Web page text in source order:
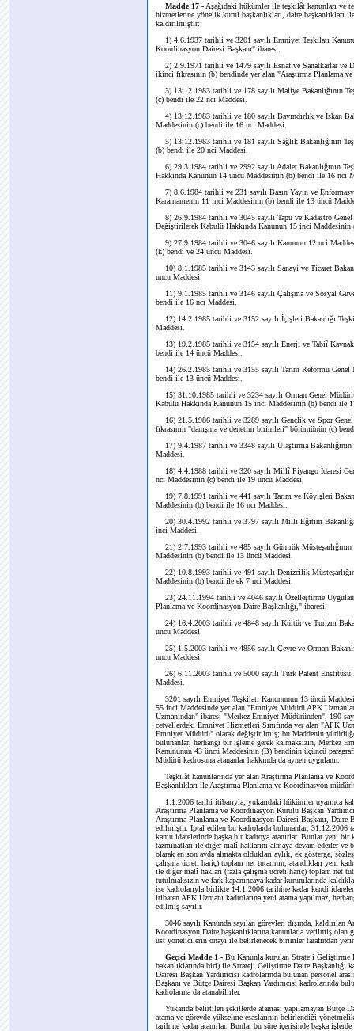
Madde 17 - Aşağıdaki hükümler ile teşkilât kanunları ve
hizmetlerine yönelik kurul başkanlıkları, daire
kaldırılmıştır:
1) 4.6.1937 tarihli ve 3201 sayılı Emniyet Teşkilatı
Koordinasyon Dairesi Başkanı" ibaresi.
2) 2.9.1971 tarihli ve 1479 sayılı Esnaf ve Sanatkarlar ve
ikinci fıkrasının (b) bendinde yer alan "Araştırma Planlama
3) 13.12.1983 tarihli ve 178 sayılı Maliye Bakanlığının
(c) bendi ile 22 nci Maddesi.
4) 13.12.1983 tarihli ve 180 sayılı Bayındırlık ve İskan
Maddesinin (c) bendi ile 16 ncı Maddesi.
5) 13.12.1983 tarihli ve 181 sayılı Sağlık Bakanlığının
(b) bendi ile 20 nci Maddesi.
6) 29.3.1984 tarihli ve 2992 sayılı Adalet Bakanlığının
Hakkında Kanunun 14 üncü Maddesinin (b) bendi ile 16 ncı
7) 8.6.1984 tarihli ve 231 sayılı Basın Yayın ve
Kararnamenin 11 inci Maddesinin (b) bendi ile 13 üncü
8) 26.9.1984 tarihli ve 3045 sayılı Tapu ve Kadastro
Değiştirilerek Kabulü Hakkında Kanunun 15 inci
9) 27.9.1984 tarihli ve 3046 sayılı Kanunun 12 nci
(k) bendi ve 24 üncü Maddesi.
10) 8.1.1985 tarihli ve 3143 sayılı Sanayi ve Ticaret
uncu Maddesi.
11) 9.1.1985 tarihli ve 3146 sayılı Çalışma ve Sosyal
bendi ile 16 ncı Maddesi.
12) 14.2.1985 tarihli ve 3152 sayılı İçişleri Bakanlığı
Maddesi.
13) 19.2.1985 tarihli ve 3154 sayılı Enerji ve Tabiî
bendi ile 14 üncü Maddesi.
14) 26.2.1985 tarihli ve 3155 sayılı Tarım Reformu
bendi ile 13 üncü Maddesi.
15) 31.10.1985 tarihli ve 3234 sayılı Orman Genel
Kabulü Hakkında Kanunun 15 inci Maddesinin (b) bendi ile
16) 21.5.1986 tarihli ve 3289 sayılı Gençlik ve Spor
fıkrasının "danışma ve denetim birimleri" bölümünün (c)
17) 9.4.1987 tarihli ve 3348 sayılı Ulaştırma
Maddesi.
18) 4.4.1988 tarihli ve 320 sayılı Millî Piyango İdaresi
ncı Maddesinin (c) bendi ile 19 uncu Maddesi.
19) 7.8.1991 tarihli ve 441 sayılı Tarım ve Köyişleri
Maddesinin (b) bendi ile 16 ncı Maddesi.
20) 30.4.1992 tarihli ve 3797 sayılı Milli Eğitim
inci Maddesi.
21) 2.7.1993 tarihli ve 485 sayılı Gümrük
Maddesinin (b) bendi ile 13 üncü Maddesi.
22) 10.8.1993 tarihli ve 491 sayılı Denizcilik
Maddesinin (b) bendi ile ek 7 nci Maddesi.
23) 24.11.1994 tarihli ve 4046 sayılı Özelleştirme
Planlama ve Koordinasyon Daire Başkanlığı," ibaresi.
24) 16.4.2003 tarihli ve 4848 sayılı Kültür ve Turizm
uncu Maddesi.
25) 1.5.2003 tarihli ve 4856 sayılı Çevre ve Orman
uncu Maddesi.
26) 6.11.2003 tarihli ve 5000 sayılı Türk Patent
Maddesi.
3201 sayılı Emniyet Teşkilatı Kanununun 13 üncü
55 inci Maddesinde yer alan "Emniyet Müdürü APK
Uzmanından" ibaresi "Merkez Emniyet Müdüründen", 190
cetvellerdeki Emniyet Hizmetleri Sınıfında yer alan "APK
Emniyet Müdürü" olarak değiştirilmiş; bu Maddenin
bulunanlar, herhangi bir işleme gerek kalmaksızın, Merkez
Kanununun 43 üncü Maddesinin (B) bendinin üçüncü
Müdürü kadrosuna atananlar hakkında da aynen uygulanır.
Teşkilât kanunlarında yer alan Araştırma Planlama ve
Başkanlıkları ile Araştırma Planlama ve Koordinasyon
1.1.2006 tarihi itibarıyla; yukarıdaki hükümler uyarınca
Araştırma Planlama ve Koordinasyon Kurulu Başkan
Araştırma Planlama ve Koordinasyon Dairesi Başkanı,
edilmiştir. İptal edilen bu kadrolarda bulunanlar, 31.12.2006
kamu idarelerinde başka bir kadroya atanırlar. Bunlar yeni bir
tazminatları ile diğer malî haklarını almaya devam ederler
olarak en son ayda almakta oldukları aylık, ek gösterge,
çalışma ücreti hariç) toplam net tutarının, atandıkları yeni
ile diğer malî hakları (fazla çalışma ücreti hariç) toplam net
tutulmaksızın ve fark kapanıncaya kadar kurumlarında
ise kadrolarıyla birlikte 14.1.2006 tarihine kadar kendi
itibaren APK Uzmanı kadrolarına yeni atama yapılmaz,
edilmiş sayılır.
3046 sayılı Kanunda sayılan görevleri dışında, kaldırılan
Koordinasyon Daire başkanlıklarına kanunlarla verilmiş olan
üst yöneticilerin onayı ile belirlenecek birimler tarafından
Geçici Madde 1 - Bu Kanunla kurulan Strateji Geliştirme
bakanlıklarında biri) ile Strateji Geliştirme Daire Başkanlığı
Dairesi Başkan Yardımcısı kadrolarında bulunan personel
Başkanı ve Bütçe Dairesi Başkan Yardımcısı kadrolarında
kadrolarına da atanabilirler.
Yukarıda belirtilen şekillerde ataması yapılamayan Bütçe
atama ve görevde yükselme esaslarının belirlendiği
tarihine kadar atanırlar. Bunlar bu süre içerisinde başka